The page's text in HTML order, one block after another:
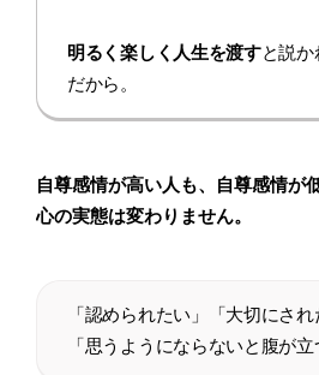
明るく楽しく人生を渡すと説か
だから。
自尊感情が高い人も、自尊感情が
心の実態は変わりません。
「認められたい」「大切にされ
「思うようにならないと腹が立